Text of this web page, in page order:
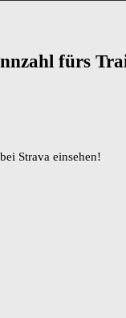
fürs
Strava einsehen!